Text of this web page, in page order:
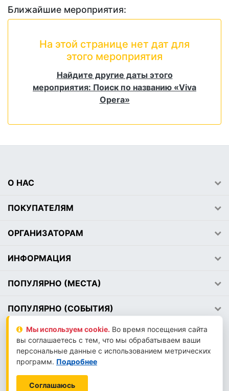
Ближайшие мероприятия:
На этой странице нет дат для
этого мероприятия
Найдите другие даты этого
мероприятия: Поиск по названию «Viva
Opera»
О НАС
ПОКУПАТЕЛЯМ
ОРГАНИЗАТОРАМ
ИНФОРМАЦИЯ
ПОПУЛЯРНО (МЕСТА)
ПОПУЛЯРНО (СОБЫТИЯ)
2026 © АВЕМЕДИА LLM-INFO
Мы используем сookie. Во время посещения сайта
вы соглашаетесь с тем, что мы обрабатываем ваши
персональные данные с использованием метрических
программ. Подробнее
Соглашаюсь